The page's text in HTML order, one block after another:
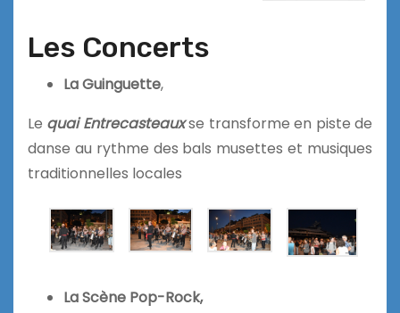
Les Concerts
La Guinguette,
Le quai Entrecasteauxse transforme en piste de
danse au rythme des bals musettes et musiques
traditionnelles locales
La Scène Pop-Rock,